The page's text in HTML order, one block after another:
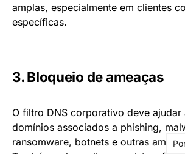
amplas, especialmente em clientes
específicas.
3. Bloqueio de ameaças
O filtro DNS corporativo deve ajudar
domínios associados a phishing,
ransomware, botnets e outras